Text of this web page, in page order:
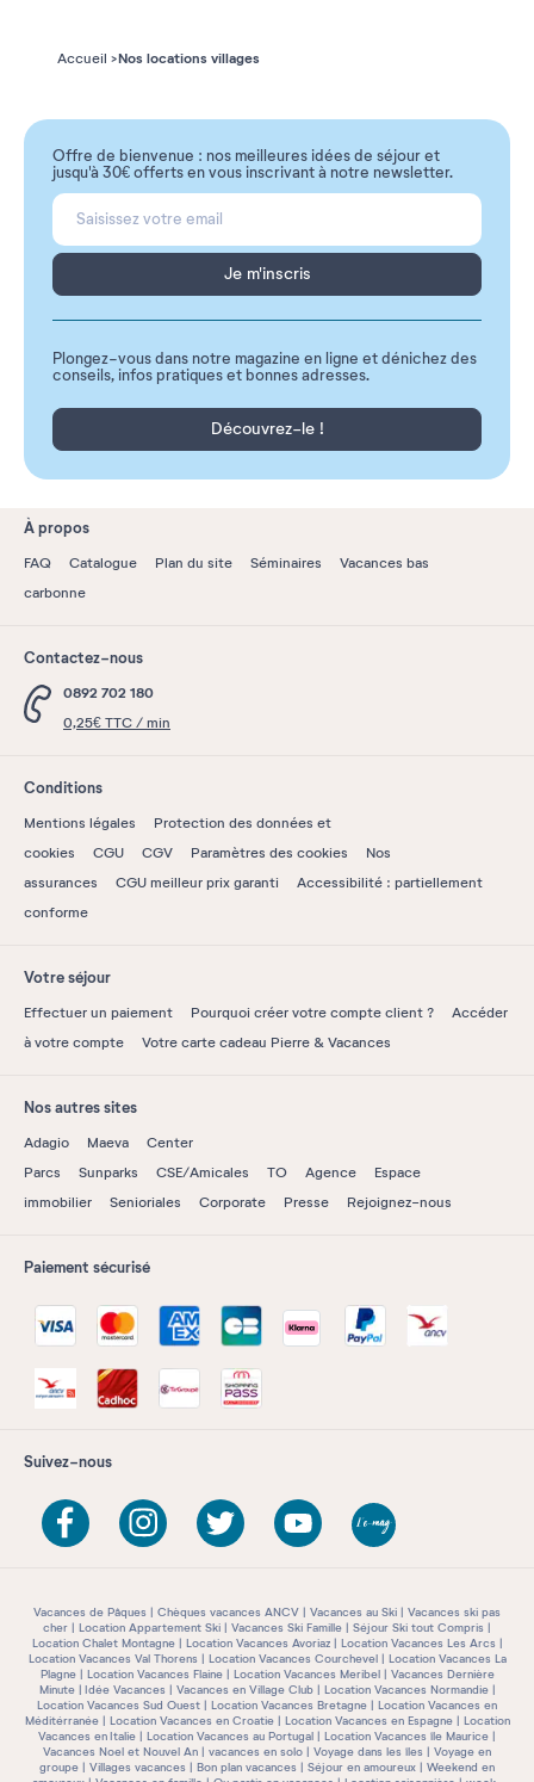
Accueil Nos locations villages
Offre de bienvenue : nos meilleures idées de séjour et
jusqu'à 30€ offerts en vous inscrivant à notre newsletter.
Je m'inscris
Plongez-vous dans notre magazine en ligne et dénichez des
conseils, infos pratiques et bonnes adresses.
Découvrez-le !
À propos
FAQ Catalogue Plan du site Séminaires
Vacances bas
carbonne
Contactez-nous
0892 702 180
0,25€ TTC / min
Conditions
Mentions légales
Protection des données et
cookies
CGU CGV Paramètres des cookies
Nos
assurances
CGU meilleur prix garanti
Accessibilité : partiellement
conforme
Votre séjour
Effectuer un paiement Pourquoi créer votre compte client ?
Accéder
à votre compte
Votre carte cadeau Pierre & Vacances
Nos autres sites
Adagio Maeva
Center
Parcs
Sunparks CSE/Amicales TO Agence
Espace
immobilier
Senioriales Corporate Presse Rejoignez-nous
Paiement sécurisé
Suivez-nous
Vacances de Pâques Chèques vacances ANCV Vacances au Ski
Vacances ski pas
cher
Location Appartement Ski Vacances Ski Famille
Séjour Ski tout Compris
Location Chalet Montagne
Location Vacances Avoriaz
Location Vacances Les Arcs
Location Vacances Val Thorens
Location Vacances Courchevel
Location Vacances La
Plagne
Location Vacances Flaine Location Vacances Meribel
Vacances Dernière
Minute
Idée Vacances Vacances en Village Club
Location Vacances Normandie
Location Vacances Sud Ouest
Location Vacances Bretagne
Location Vacances en
Méditérranée
Location Vacances en Croatie Location Vacances en Espagne
Location
Vacances en Italie
Location Vacances au Portugal
Location Vacances île Maurice
Vacances Noel et Nouvel An
vacances en solo Voyage dans les îles
Voyage en
groupe
Villages vacances Bon plan vacances Séjour en amoureux
Weekend en